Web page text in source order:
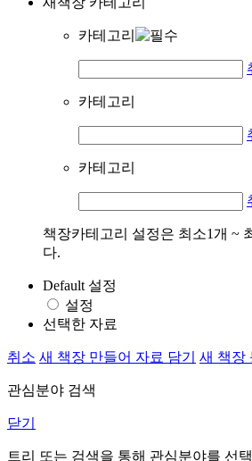
카테고리
카테고리
카테고리
책장카테고리 설정은 최소1개 ~
다.
Default 설정
설정
선택한 자료
취소 새 책장 만들어 자료 담기 새 책장
관심분야 검색
닫기
트리 또는 검색을 통해 관심분야를 선